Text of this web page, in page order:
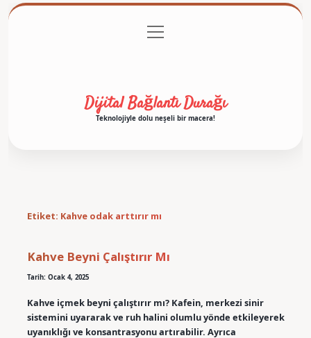
Gizlilik Politikası
menüyü
aç
Dijital Bağlantı Durağı
Teknolojiyle dolu neşeli bir macera!
Etiket: Kahve odak arttırır mı
Kahve Beyni Çalıştırır Mı
Tarih: Ocak 4, 2025
Kahve içmek beyni çalıştırır mı? Kafein, merkezi sinir
sistemini uyararak ve ruh halini olumlu yönde etkileyerek
uyanıklığı ve konsantrasyonu artırabilir. Ayrıca